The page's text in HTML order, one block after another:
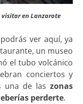
visitar en Lanzarote
ver aquí, ya
un museo
el tubo volcánico
conciertos y
una de laszonas
perderte.